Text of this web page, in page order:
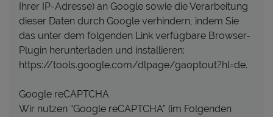
Ihrer IP-Adresse) an Google sowie die Verarbeitung
dieser Daten durch Google verhindern, indem Sie
das unter dem folgenden Link verfügbare Browser-
Plugin herunterladen und installieren:
https://tools.google.com/dlpage/gaoptout?hl=de.
Google reCAPTCHA
Wir nutzen “Google reCAPTCHA” (im Folgenden